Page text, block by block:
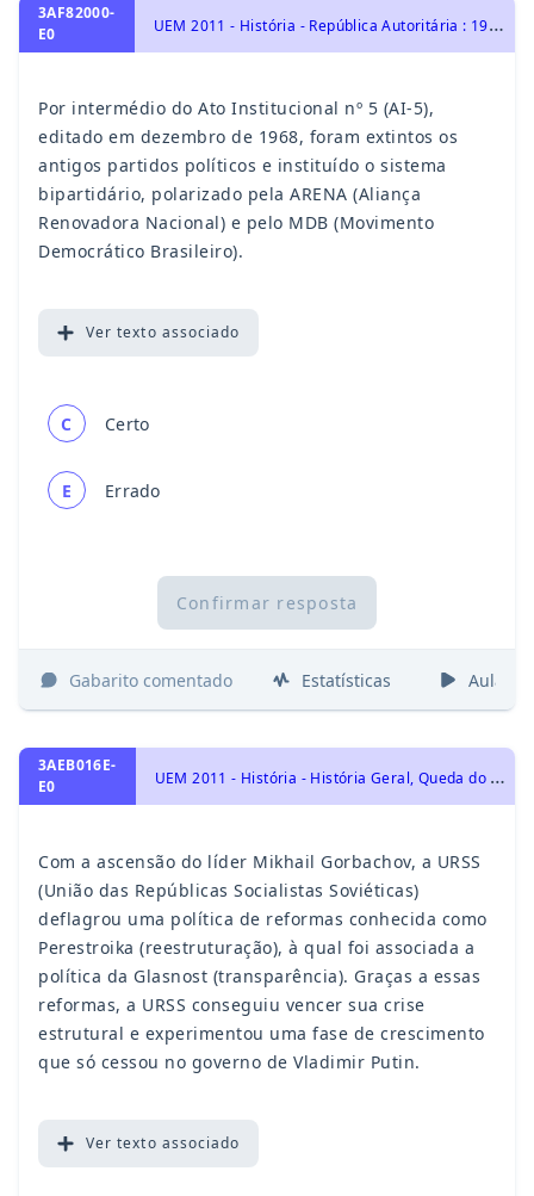
3AF82000-
E0
U
EM 2011 - História - República Autoritária : 1964- 1984, História do Brasil
Por intermédio do Ato Institucional nº 5 (AI-5),
editado em dezembro de 1968, foram extintos os
antigos partidos políticos e instituído o sistema
bipartidário, polarizado pela ARENA (Aliança
Renovadora Nacional) e pelo MDB (Movimento
Democrático Brasileiro).
Ver texto associado
C Certo
E Errado
Confirmar resposta
Gabarito comentado Estatísticas Aulas
3AEB016E-
E0
U
EM 2011 - História - História Geral, Queda do Socialismo Real
Com a ascensão do líder Mikhail Gorbachov, a URSS
(União das Repúblicas Socialistas Soviéticas)
deflagrou uma política de reformas conhecida como
Perestroika (reestruturação), à qual foi associada a
política da Glasnost (transparência). Graças a essas
reformas, a URSS conseguiu vencer sua crise
estrutural e experimentou uma fase de crescimento
que só cessou no governo de Vladimir Putin.
Ver texto associado